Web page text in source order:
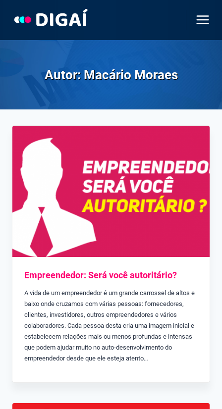
Autor: Macário Moraes
Empreendedor: Será você autoritário?
A vida de um empreendedor é um grande carrossel de altos e
baixo onde cruzamos com várias pessoas: fornecedores,
clientes, investidores, outros empreendedores e vários
colaboradores. Cada pessoa desta cria uma imagem inicial e
estabelecem relações mais ou menos profundas e intensas
que podem ajudar muito no auto-desenvolvimento do
empreendedor desde que ele esteja atento…